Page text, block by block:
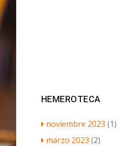
HEMEROTECA
noviembre 2023 (1)
marzo 2023 (2)